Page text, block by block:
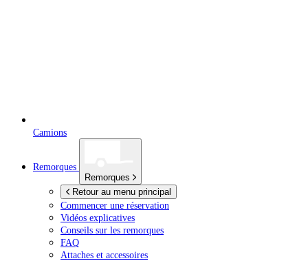
Camions
Remorques
Remorques
Retour au menu principal
Commencer une réservation
Vidéos explicatives
Conseils sur les remorques
FAQ
Attaches et accessoires